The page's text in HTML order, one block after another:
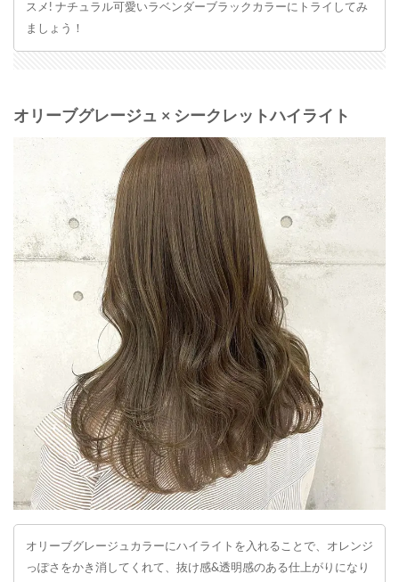
スメ! ナチュラル可愛いラベンダーブラックカラーにトライしてみ
ましょう！
オリーブグレージュ × シークレットハイライト
オリーブグレージュカラーにハイライトを入れることで、オレンジ
っぽさをかき消してくれて、抜け感&透明感のある仕上がりになり